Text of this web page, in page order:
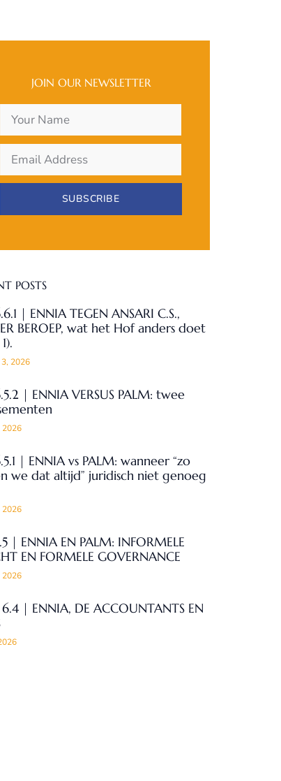
JOIN OUR NEWSLETTER
SUBSCRIBE
POSTS
| ENNIA TEGEN ANSARI C.S.,
BEROEP, wat het Hof anders doet
2026
| ENNIA VERSUS PALM: twee
2026
| ENNIA vs PALM: wanneer “zo
we dat altijd” juridisch niet genoeg
2026
| ENNIA EN PALM: INFORMELE
EN FORMELE GOVERNANCE
2026
| ENNIA, DE ACCOUNTANTS EN